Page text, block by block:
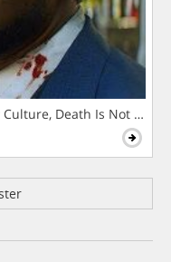
Death Is Not The